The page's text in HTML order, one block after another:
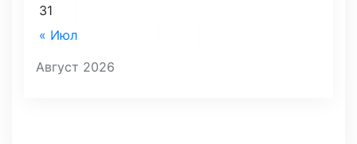
Август 2026
« Июл
31